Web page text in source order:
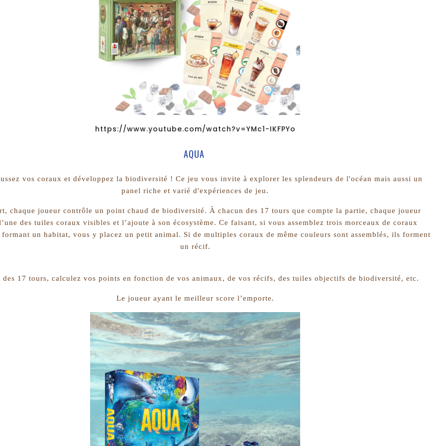
https://www.youtube.com/watch?v=YMc1-IKFPYo
AQUA
vos coraux et développez la biodiversité ! Ce jeu vous invite à explorer les splendeurs de l'océan mais aussi un
panel riche et varié d'expériences de jeu.
chaque joueur contrôle un point chaud de biodiversité. À chacun des 17 tours que compte la partie, chaque joueur
des tuiles coraux visibles et l’ajoute à son écosystème. Ce faisant, si vous assemblez trois morceaux de coraux
un habitat, vous y placez un petit animal. Si de multiples coraux de même couleurs sont assemblés, ils forment
un récif.
des 17 tours, calculez vos points en fonction de vos animaux, de vos récifs, des tuiles objectifs de biodiversité, etc.
Le joueur ayant le meilleur score l’emporte.